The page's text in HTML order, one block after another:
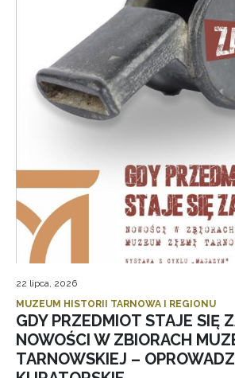
22 lipca, 2026
MUZEUM HISTORII TARNOWA I REGIONU
GDY PRZEDMIOT STAJE SIĘ
NOWOŚCI W ZBIORACH
TARNOWSKIEJ –